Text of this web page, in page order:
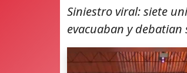
Siniestro viral: siete
evacuaban y